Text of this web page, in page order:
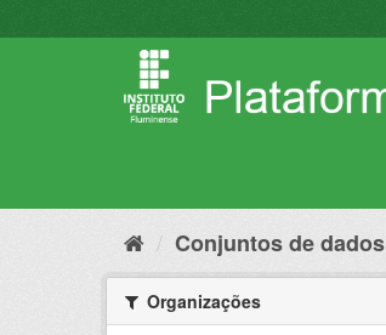
para
Conjuntos de dados
Organizações